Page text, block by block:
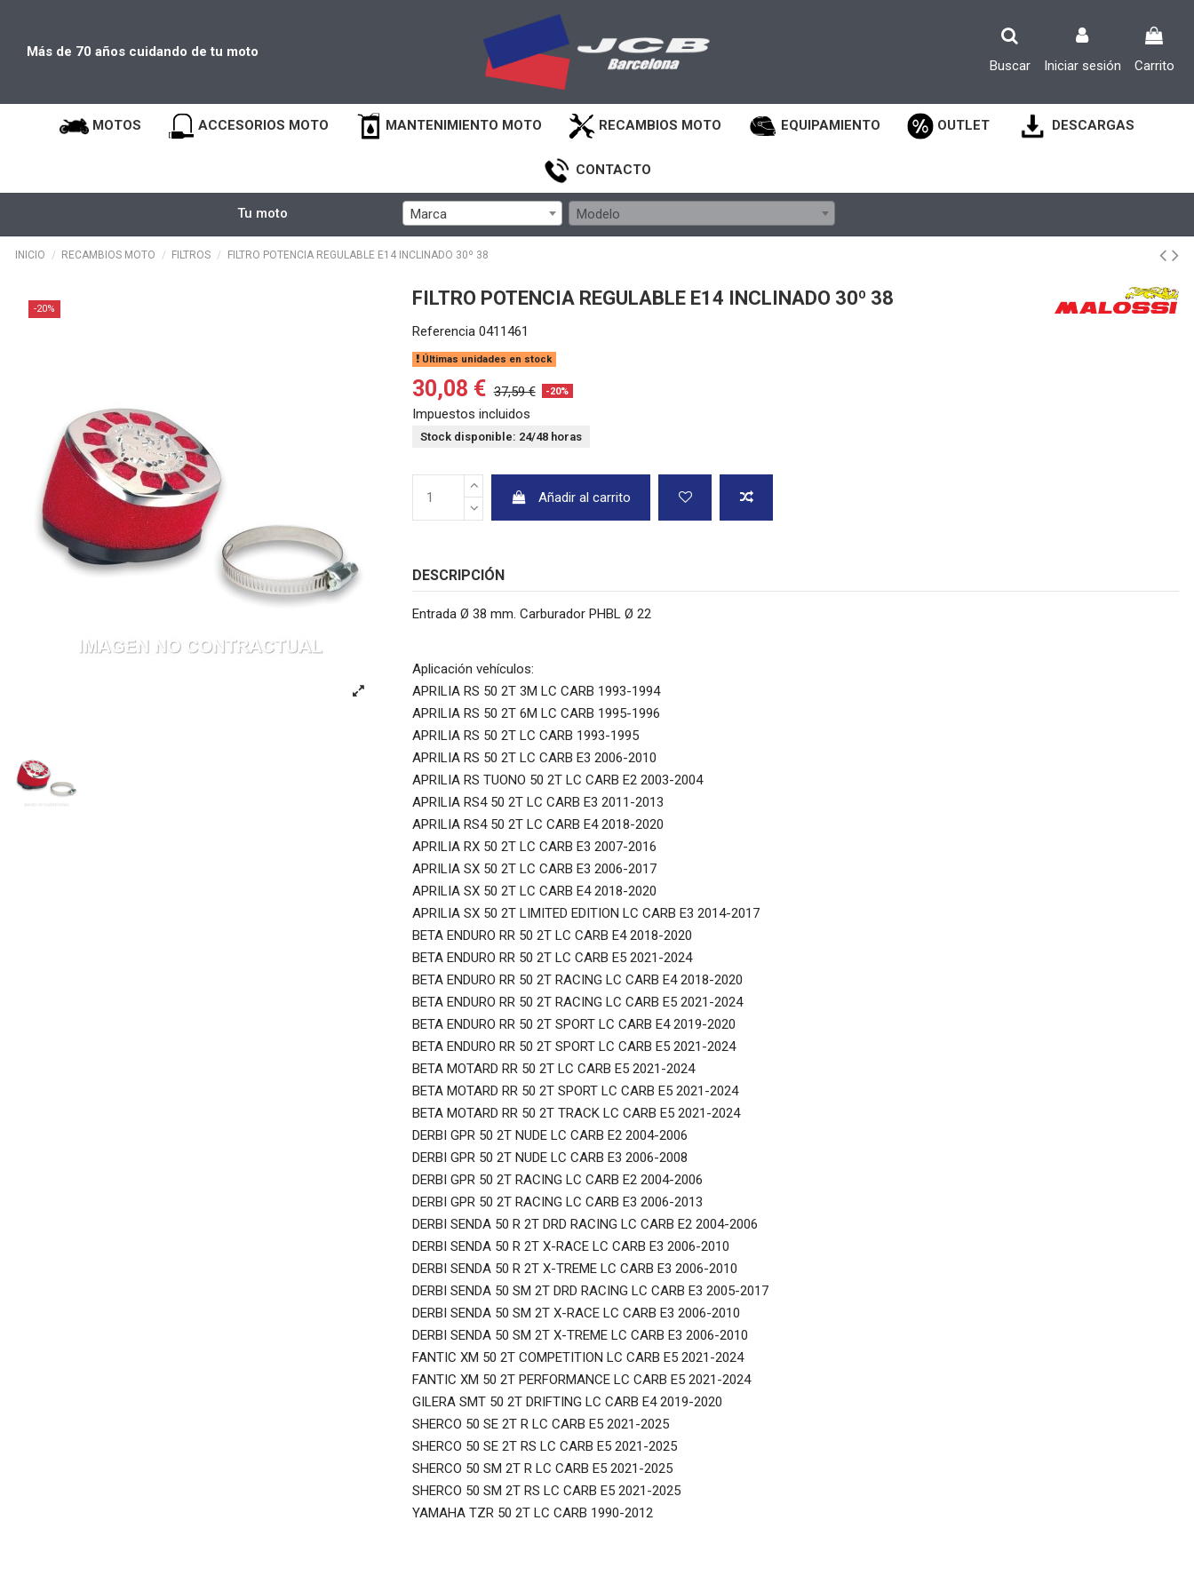
Más de 70 años cuidando de tu moto
Buscar
Iniciar sesión Carrito
MOTOS ACCESORIOS MOTO MANTENIMIENTO MOTO RECAMBIOS MOTO EQUIPAMIENTO OUTLET DESCARGAS
CONTACTO
Tu moto Marca Modelo
INICIO RECAMBIOS MOTO FILTROS FILTRO POTENCIA REGULABLE E14 INCLINADO 30º 38
-20% FILTRO POTENCIA REGULABLE E14 INCLINADO 30º 38
Referencia 0411461
Últimas unidades en stock
30,08 € 37,59 € -20%
Impuestos incluidos
Stock disponible: 24/48 horas
Añadir al carrito
DESCRIPCIÓN
Entrada Ø 38 mm. Carburador PHBL Ø 22
Aplicación vehículos:
APRILIA RS 50 2T 3M LC CARB 1993-1994
APRILIA RS 50 2T 6M LC CARB 1995-1996
APRILIA RS 50 2T LC CARB 1993-1995
APRILIA RS 50 2T LC CARB E3 2006-2010
APRILIA RS TUONO 50 2T LC CARB E2 2003-2004
APRILIA RS4 50 2T LC CARB E3 2011-2013
APRILIA RS4 50 2T LC CARB E4 2018-2020
APRILIA RX 50 2T LC CARB E3 2007-2016
APRILIA SX 50 2T LC CARB E3 2006-2017
APRILIA SX 50 2T LC CARB E4 2018-2020
APRILIA SX 50 2T LIMITED EDITION LC CARB E3 2014-2017
BETA ENDURO RR 50 2T LC CARB E4 2018-2020
BETA ENDURO RR 50 2T LC CARB E5 2021-2024
BETA ENDURO RR 50 2T RACING LC CARB E4 2018-2020
BETA ENDURO RR 50 2T RACING LC CARB E5 2021-2024
BETA ENDURO RR 50 2T SPORT LC CARB E4 2019-2020
BETA ENDURO RR 50 2T SPORT LC CARB E5 2021-2024
BETA MOTARD RR 50 2T LC CARB E5 2021-2024
BETA MOTARD RR 50 2T SPORT LC CARB E5 2021-2024
BETA MOTARD RR 50 2T TRACK LC CARB E5 2021-2024
DERBI GPR 50 2T NUDE LC CARB E2 2004-2006
DERBI GPR 50 2T NUDE LC CARB E3 2006-2008
DERBI GPR 50 2T RACING LC CARB E2 2004-2006
DERBI GPR 50 2T RACING LC CARB E3 2006-2013
DERBI SENDA 50 R 2T DRD RACING LC CARB E2 2004-2006
DERBI SENDA 50 R 2T X-RACE LC CARB E3 2006-2010
DERBI SENDA 50 R 2T X-TREME LC CARB E3 2006-2010
DERBI SENDA 50 SM 2T DRD RACING LC CARB E3 2005-2017
DERBI SENDA 50 SM 2T X-RACE LC CARB E3 2006-2010
DERBI SENDA 50 SM 2T X-TREME LC CARB E3 2006-2010
FANTIC XM 50 2T COMPETITION LC CARB E5 2021-2024
FANTIC XM 50 2T PERFORMANCE LC CARB E5 2021-2024
GILERA SMT 50 2T DRIFTING LC CARB E4 2019-2020
SHERCO 50 SE 2T R LC CARB E5 2021-2025
SHERCO 50 SE 2T RS LC CARB E5 2021-2025
SHERCO 50 SM 2T R LC CARB E5 2021-2025
SHERCO 50 SM 2T RS LC CARB E5 2021-2025
YAMAHA TZR 50 2T LC CARB 1990-2012